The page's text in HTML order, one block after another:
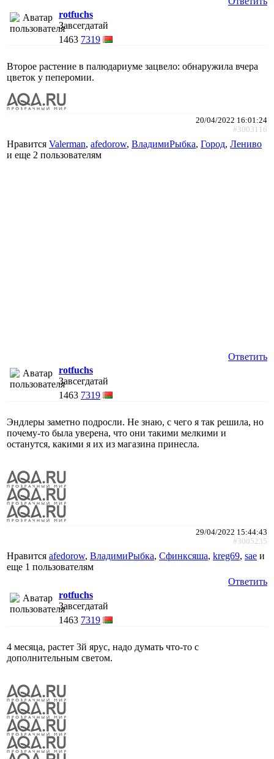
rotfuchs
Завсегдатай
1463 7319
Второе растение в палюдариуме зацвело: обнаружила вчера
цветок у пеперомии.
20/04/2022 16:01:24
#3003116
Нравится Valerman, afedorow, ВладимиРыбка, Город, Лениво
и еще 2 пользователям
Ответить
rotfuchs
Завсегдатай
1463 7319
Эндлеры заметно подросли. Не знаю, с чего я так решила, но
почему-то была уверена, что они такими мелкими и
останутся, какими я их из магазина принесла.
29/04/2022 15:44:43
#3005235
Нравится afedorow, ВладимиРыбка, Сфинксяша, kreg69, sae и
еще 1 пользователям
Ответить
rotfuchs
Завсегдатай
1463 7319
4 месяца, растет 3й ярус, надо думать что-то с
дополнительным светом.